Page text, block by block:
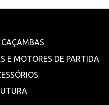
CAÇAMBAS
E MOTORES DE PARTIDA